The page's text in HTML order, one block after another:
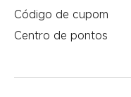
Código de cupom
Centro de pontos